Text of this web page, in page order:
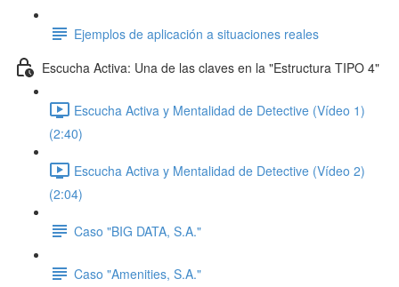
Ejemplos de aplicación a situaciones reales
Escucha Activa: Una de las claves en la "Estructura TIPO 4"
Escucha Activa y Mentalidad de Detective (Vídeo 1)
(2:40)
Escucha Activa y Mentalidad de Detective (Vídeo 2)
(2:04)
Caso "BIG DATA, S.A."
Caso "Amenities, S.A."